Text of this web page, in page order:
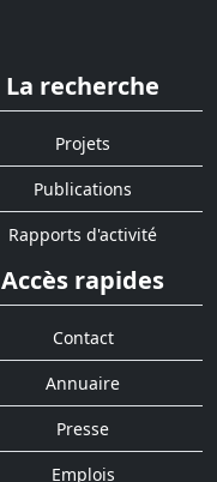
La recherche
Projets
Publications
Rapports d'activité
Accès rapides
Contact
Annuaire
Presse
Emplois